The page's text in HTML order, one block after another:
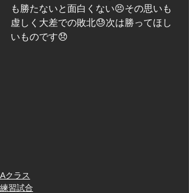
も勝たないと面白くない😣その思いも
虚しく大差での敗北😓次は勝ってほし
いものです😞
Aクラス
練習試合